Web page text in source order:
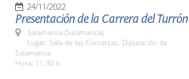
24/11/2022
Presentación de la Carrera del Turrón
Salamanca (Salamanca)
Lugar: Sala de las Comarcas. Diputación de
Salamanca
Hora: 11:30 h.